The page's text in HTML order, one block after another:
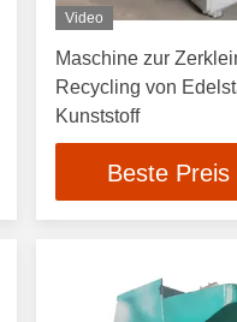
Video
Maschine zur
Recycling von
Kunststoff
Beste Preis